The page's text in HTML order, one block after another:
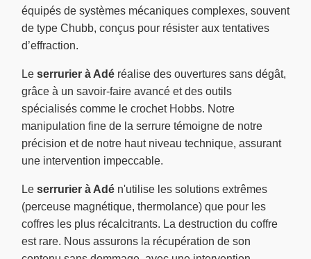
équipés de systèmes mécaniques complexes, souvent
de type Chubb, conçus pour résister aux tentatives
d’effraction.
Le serrurier à Adé réalise des ouvertures sans dégât,
grâce à un savoir-faire avancé et des outils
spécialisés comme le crochet Hobbs. Notre
manipulation fine de la serrure témoigne de notre
précision et de notre haut niveau technique, assurant
une intervention impeccable.
Le serrurier à Adé n'utilise les solutions extrêmes
(perceuse magnétique, thermolance) que pour les
coffres les plus récalcitrants. La destruction du coffre
est rare. Nous assurons la récupération de son